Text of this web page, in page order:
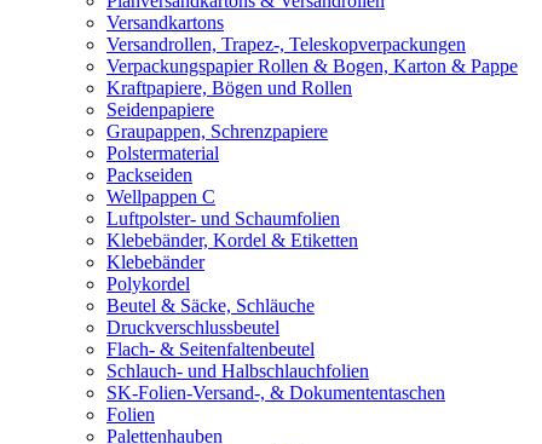
Versandkartons
Versandrollen, Trapez-, Teleskopverpackungen
Verpackungspapier Rollen & Bogen, Karton & Pappe
Kraftpapiere, Bögen und Rollen
Seidenpapiere
Graupappen, Schrenzpapiere
Polstermaterial
Packseiden
Wellpappen C
Luftpolster- und Schaumfolien
Klebebänder, Kordel & Etiketten
Klebebänder
Polykordel
Beutel & Säcke, Schläuche
Druckverschlussbeutel
Flach- & Seitenfaltenbeutel
Schlauch- und Halbschlauchfolien
SK-Folien-Versand-, & Dokumententaschen
Folien
Palettenhauben